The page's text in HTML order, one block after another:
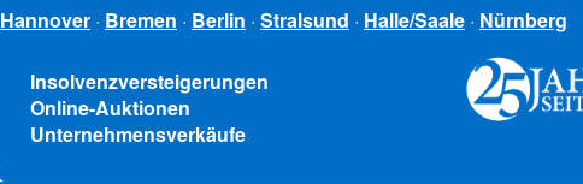
Hannover · Bremen · Berlin · Stralsund · Halle/Saale · Nürnberg
Insolvenzversteigerungen
Online-Auktionen
Unternehmensverkäufe